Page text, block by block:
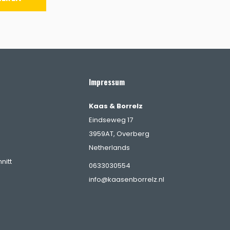
Impressum
Kaas & Borrelz
Eindseweg 17
3959AT, Overberg
Netherlands
0633030554
info@kaasenborrelz.nl